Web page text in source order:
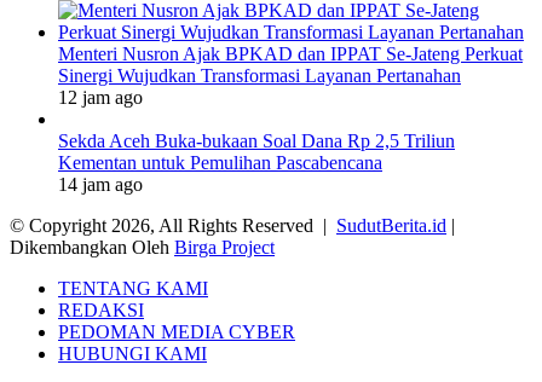
Menteri Nusron Ajak BPKAD dan IPPAT Se-Jateng Perkuat
Sinergi Wujudkan Transformasi Layanan Pertanahan
12 jam ago
Sekda Aceh Buka-bukaan Soal Dana Rp 2,5 Triliun
Kementan untuk Pemulihan Pascabencana
14 jam ago
© Copyright 2026, All Rights Reserved | SudutBerita.id |
Dikembangkan Oleh Birga Project
TENTANG KAMI
REDAKSI
PEDOMAN MEDIA CYBER
HUBUNGI KAMI